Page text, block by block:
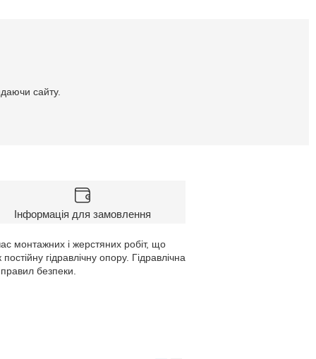
сайту.
Інформація для замовлення
монтажних і жерстяних робіт, що
гідравлічну опору. Гідравлічна
безпеки.